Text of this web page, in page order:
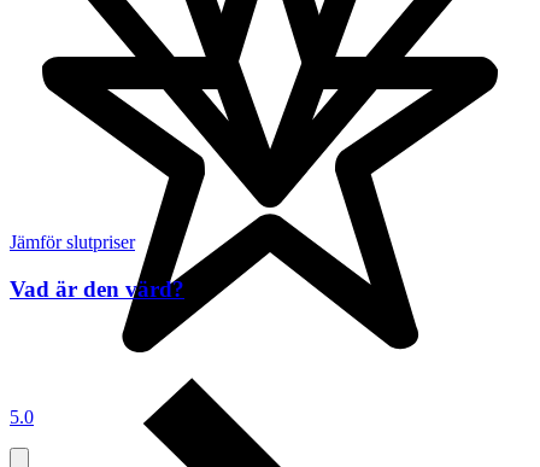
5.0
Jämför slutpriser
Vad är den värd?